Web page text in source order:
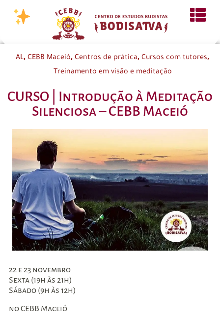
AL, CEBB Maceió, Centros de prática, Cursos com tutores,
Treinamento em visão e meditação
CURSO | Introdução à Meditação
Silenciosa – CEBB Maceió
22 e 23 novembro
Sexta (19h às 21h)
Sábado (9h às 12h)
no CEBB Maceió